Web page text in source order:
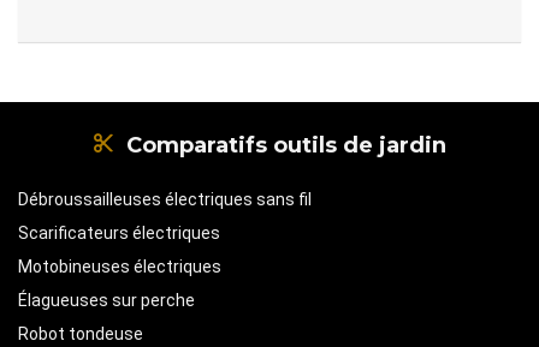
Comparatifs outils de jardin
Débroussailleuses électriques sans fil
Scarificateurs électriques
Motobineuses électriques
Élagueuses sur perche
Robot tondeuse